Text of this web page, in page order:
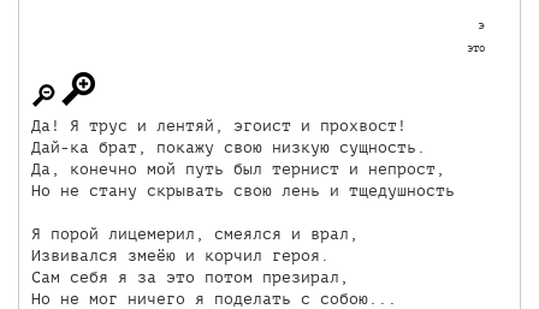
э
это
Да! Я трус и лентяй, эгоист и прохвост!
Дай-ка брат, покажу свою низкую сущность.
Да, конечно мой путь был тернист и непрост,
Но не стану скрывать свою лень и тщедушность
Я порой лицемерил, смеялся и врал,
Извивался змеёю и корчил героя.
Сам себя я за это потом презирал,
Но не мог ничего я поделать с собою...